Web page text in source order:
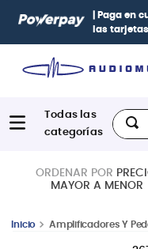
| Paga en
las
Hola,
ORDENAR POR
MAYOR A MENOR
Amplificadores Y